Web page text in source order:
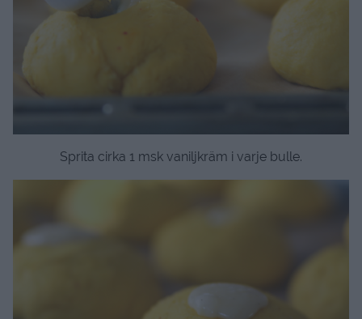
Sprita cirka 1 msk vaniljkräm i varje bulle.